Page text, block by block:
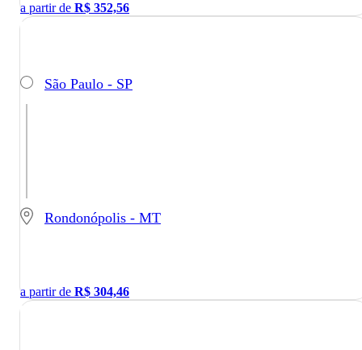
a partir de R$ 352,56
São Paulo - SP
Rondonópolis - MT
a partir de R$ 304,46